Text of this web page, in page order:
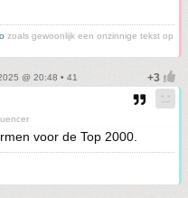
zoals gewoonlijk een onzinnige tekst op
@ 20:48 • 41
voor de Top 2000.